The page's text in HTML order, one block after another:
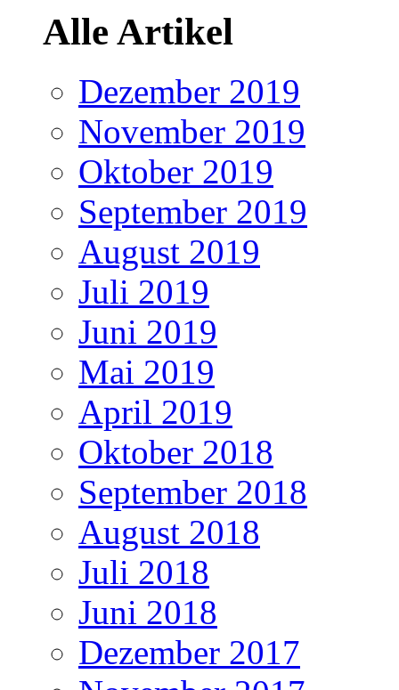
Alle Artikel
Dezember 2019
November 2019
Oktober 2019
September 2019
August 2019
Juli 2019
Juni 2019
Mai 2019
April 2019
Oktober 2018
September 2018
August 2018
Juli 2018
Juni 2018
Dezember 2017